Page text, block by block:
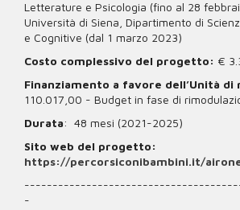
Letterature e Psicologia (fino al 28
Università di Siena, Dipartimento di
e Cognitive (dal 1 marzo 2023)
Costo complessivo del progetto: €
Finanziamento a favore dell’Unità di
110.017,00 - Budget in fase di
Durata: 48 mesi (2021-2025)
Sito web del progetto:
https://percorsiconibambini.it/
-